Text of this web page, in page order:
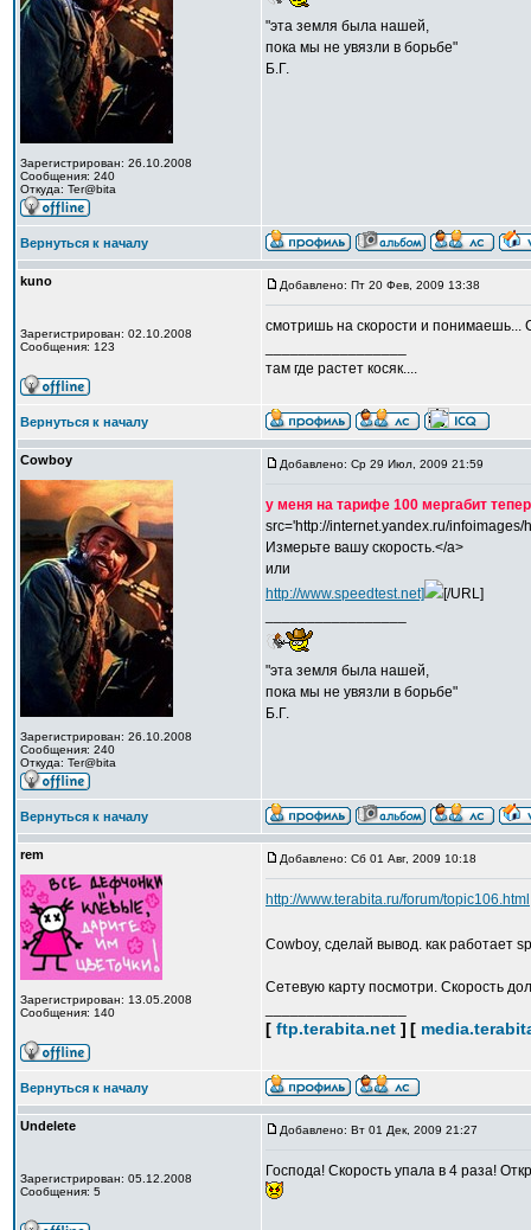
Зарегистрирован: 26.10.2008
Сообщения: 240
Откуда: Ter@bita
"эта земля была нашей,
пока мы не увязли в борьбе"
Б.Г.
Вернуться к началу
kuno
Зарегистрирован: 02.10.2008
Сообщения: 123
Добавлено: Пт 20 Фев, 2009 13:38
смотришь на скорости и
там где растет косяк....
Вернуться к началу
Cowboy
Зарегистрирован: 26.10.2008
Сообщения: 240
Откуда: Ter@bita
Добавлено: Ср 29 Июл, 2009 21:59
у меня на тарифе 100 мергабит
src='http://internet.yandex.ru/
Измерьте вашу скорость.</a>
или
http://www.speedtest.net]
[/URL]
"эта земля была нашей,
пока мы не увязли в борьбе"
Б.Г.
Вернуться к началу
rem
Зарегистрирован: 13.05.2008
Сообщения: 140
Добавлено: Сб 01 Авг, 2009 10:18
http://www.terabita.ru/forum/topic106.html
Cowboy, сделай вывод. как работает
Сетевую карту посмотри. Скорость
[ ftp.terabita.net ] [
Вернуться к началу
Undelete
Зарегистрирован: 05.12.2008
Сообщения: 5
Добавлено: Вт 01 Дек, 2009 21:27
Господа! Скорость упала в 4 раза!